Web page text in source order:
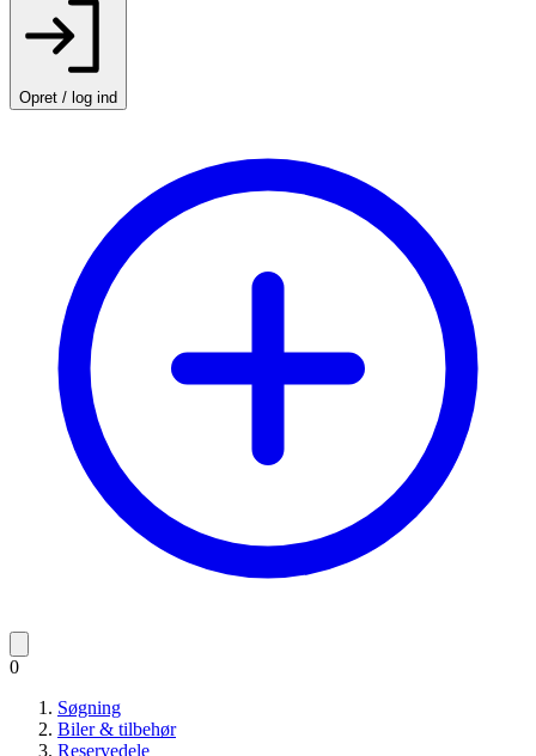
Opret / log ind
0
Søgning
Biler & tilbehør
Reservedele